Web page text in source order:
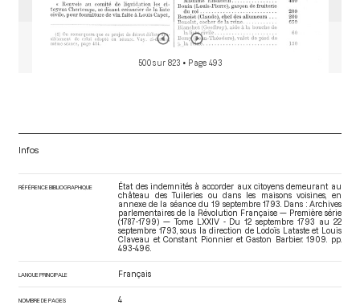
500 sur 823 • Page 493
Infos
RÉFÉRENCE BIBLIOGRAPHIQUE
État des indemnités à accorder aux citoyens demeurant au
château des Tuileries ou dans les maisons voisines, en
annexe de la séance du 19 septembre 1793. Dans : Archives
parlementaires de la Révolution Française — Première série
(1787-1799) — Tome LXXIV - Du 12 septembre 1793 au 22
septembre 1793 , sous la direction de Lodoïs Lataste et Louis
Claveau et Constant Pionnier et Gaston Barbier. 1909. pp.
493-496.
LANGUE PRINCIPALE Français
NOMBRE DE PAGES 4